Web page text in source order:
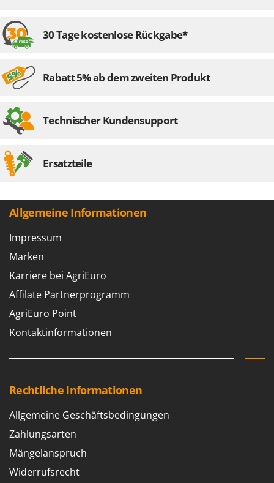
30 Tage kostenlose Rückgabe*
Rabatt 5% ab dem zweiten Produkt
Technischer Kundensupport
Ersatzteile
Allgemeine Informationen
Impressum
Marken
Karriere bei AgriEuro
Affilate Partnerprogramm
AgriEuro Point
Kontaktinformationen
Rechtliche Informationen
Allgemeine Geschäftsbedingungen
Zahlungsarten
Mängelanspruch
Widerrufsrecht